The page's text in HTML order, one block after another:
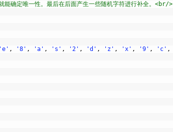
确定唯一性。最后在后面产生一些随机字符进行补全。<br/>
'e' , '8' , 'a' , 's' , '2' , 'd' , 'z' , 'x' , '9' , 'c' ,